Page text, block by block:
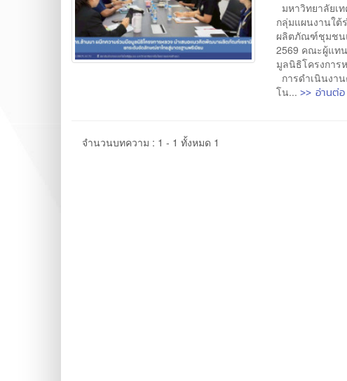
มหาวิทยาลัยเ
กลุ่มแผนงานใต้
ผลิตภัณฑ์ชุมชน
2569 คณะผู้แท
มูลนิธิโครงการ
การดำเนินงา
โน...>> อ่านต่อ
จำนวนบทความ : 1 - 1 ทั้งหมด 1